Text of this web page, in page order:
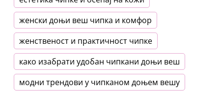
женски доњи веш чипка и комфор
женственост и практичност чипке
како изабрати удобан чипкани доњи веш
модни трендови у чипканом доњем вешу